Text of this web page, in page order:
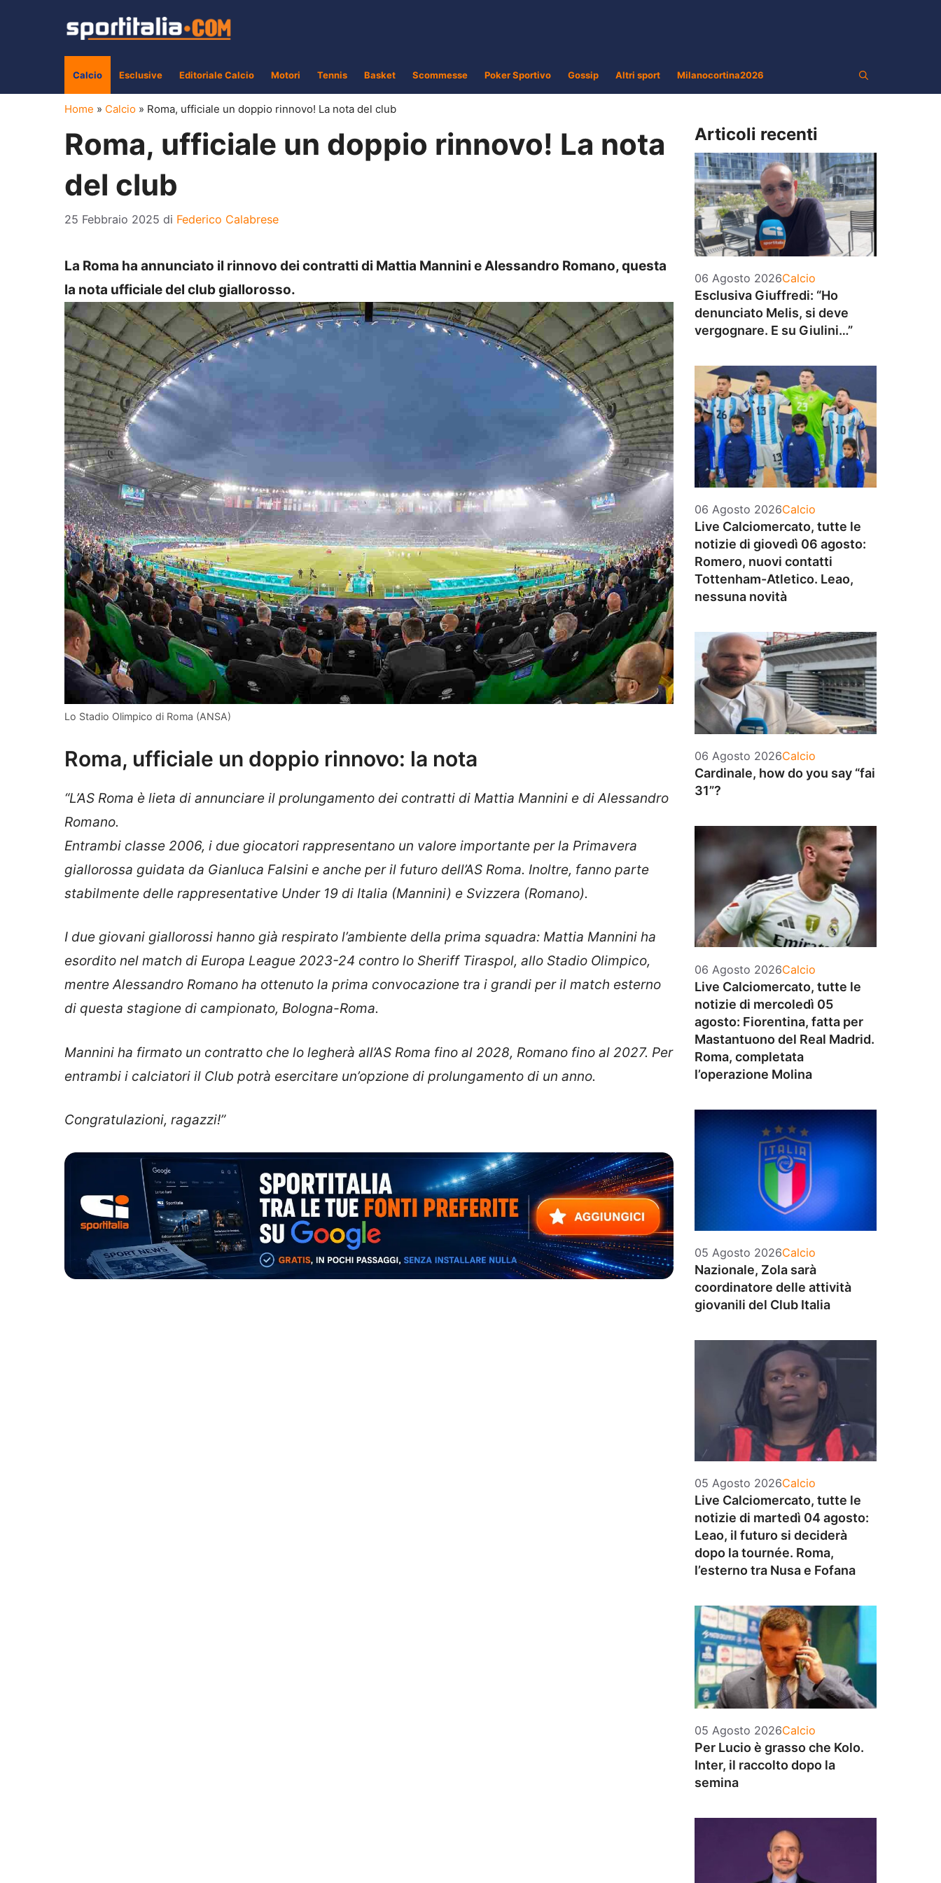
Calcio Esclusive Editoriale Calcio Motori Tennis Basket Scommesse Poker Sportivo Gossip Altri sport Milanocortina2026
Home » Calcio » Roma, ufficiale un doppio rinnovo! La nota del club
Roma, ufficiale un doppio rinnovo! La nota
del club
25 Febbraio 2025 di Federico Calabrese
La Roma ha annunciato il rinnovo dei contratti di Mattia Mannini e Alessandro Romano, questa
la nota ufficiale del club giallorosso.
Lo Stadio Olimpico di Roma (ANSA)
Roma, ufficiale un doppio rinnovo: la nota
“L’AS Roma è lieta di annunciare il prolungamento dei contratti di Mattia Mannini e di Alessandro
Romano.
Entrambi classe 2006, i due giocatori rappresentano un valore importante per la Primavera
giallorossa guidata da Gianluca Falsini e anche per il futuro dell’AS Roma. Inoltre, fanno parte
stabilmente delle rappresentative Under 19 di Italia (Mannini) e Svizzera (Romano).
I due giovani giallorossi hanno già respirato l’ambiente della prima squadra: Mattia Mannini ha
esordito nel match di Europa League 2023-24 contro lo Sheriff Tiraspol, allo Stadio Olimpico,
mentre Alessandro Romano ha ottenuto la prima convocazione tra i grandi per il match esterno
di questa stagione di campionato, Bologna-Roma.
Mannini ha firmato un contratto che lo legherà all’AS Roma fino al 2028, Romano fino al 2027. Per
entrambi i calciatori il Club potrà esercitare un’opzione di prolungamento di un anno.
Congratulazioni, ragazzi!”
Articoli recenti
06 Agosto 2026Categorie
Calcio
Esclusiva Giuffredi: “Ho
denunciato Melis, si deve
vergognare. E su Giulini…”
06 Agosto 2026Categorie
Calcio
Live Calciomercato, tutte le
notizie di giovedì 06 agosto:
Romero, nuovi contatti
Tottenham-Atletico. Leao,
nessuna novità
06 Agosto 2026Categorie
Calcio
Cardinale, how do you say “fai
31”?
06 Agosto 2026Categorie
Calcio
Live Calciomercato, tutte le
notizie di mercoledì 05
agosto: Fiorentina, fatta per
Mastantuono del Real Madrid.
Roma, completata
l’operazione Molina
05 Agosto 2026Categorie
Calcio
Nazionale, Zola sarà
coordinatore delle attività
giovanili del Club Italia
05 Agosto 2026Categorie
Calcio
Live Calciomercato, tutte le
notizie di martedì 04 agosto:
Leao, il futuro si deciderà
dopo la tournée. Roma,
l’esterno tra Nusa e Fofana
05 Agosto 2026Categorie
Calcio
Per Lucio è grasso che Kolo.
Inter, il raccolto dopo la
semina